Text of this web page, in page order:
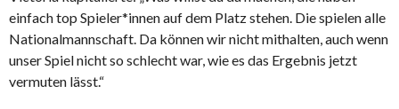
einfach top Spieler*innen auf dem Platz stehen. Die spielen alle
Nationalmannschaft. Da können wir nicht mithalten, auch wenn
unser Spiel nicht so schlecht war, wie es das Ergebnis jetzt
vermuten lässt.“